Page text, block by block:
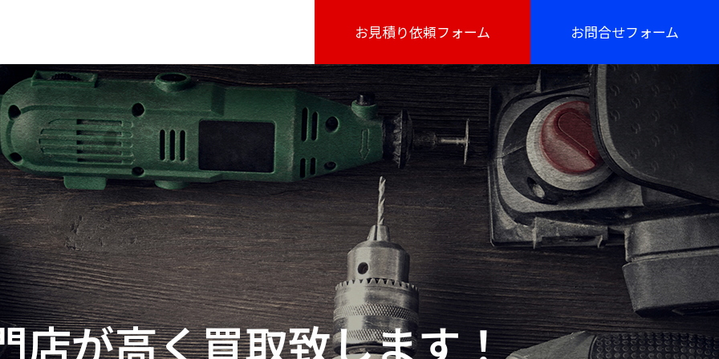
お見積り依頼フォーム お問合せフォーム
店が高く買取致します！